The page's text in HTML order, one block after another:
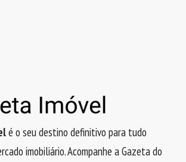
é o seu destino definitivo para tudo
imobiliário. Acompanhe a Gazeta do